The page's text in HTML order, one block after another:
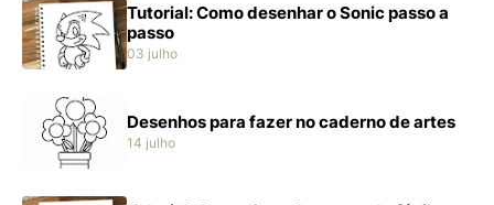
Tutorial: Como desenhar o Sonic passo a
passo
03 julho
Desenhos para fazer no caderno de artes
14 julho